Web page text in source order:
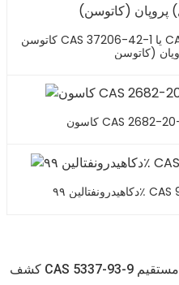
کاتوسن CAS 37206-42-1 یا CAS 69279-97-6 2،2′-بیس (اتیل
کشف CAS 5337-93-9 فراتر از معیارهای صنعت، برتری مستقیم